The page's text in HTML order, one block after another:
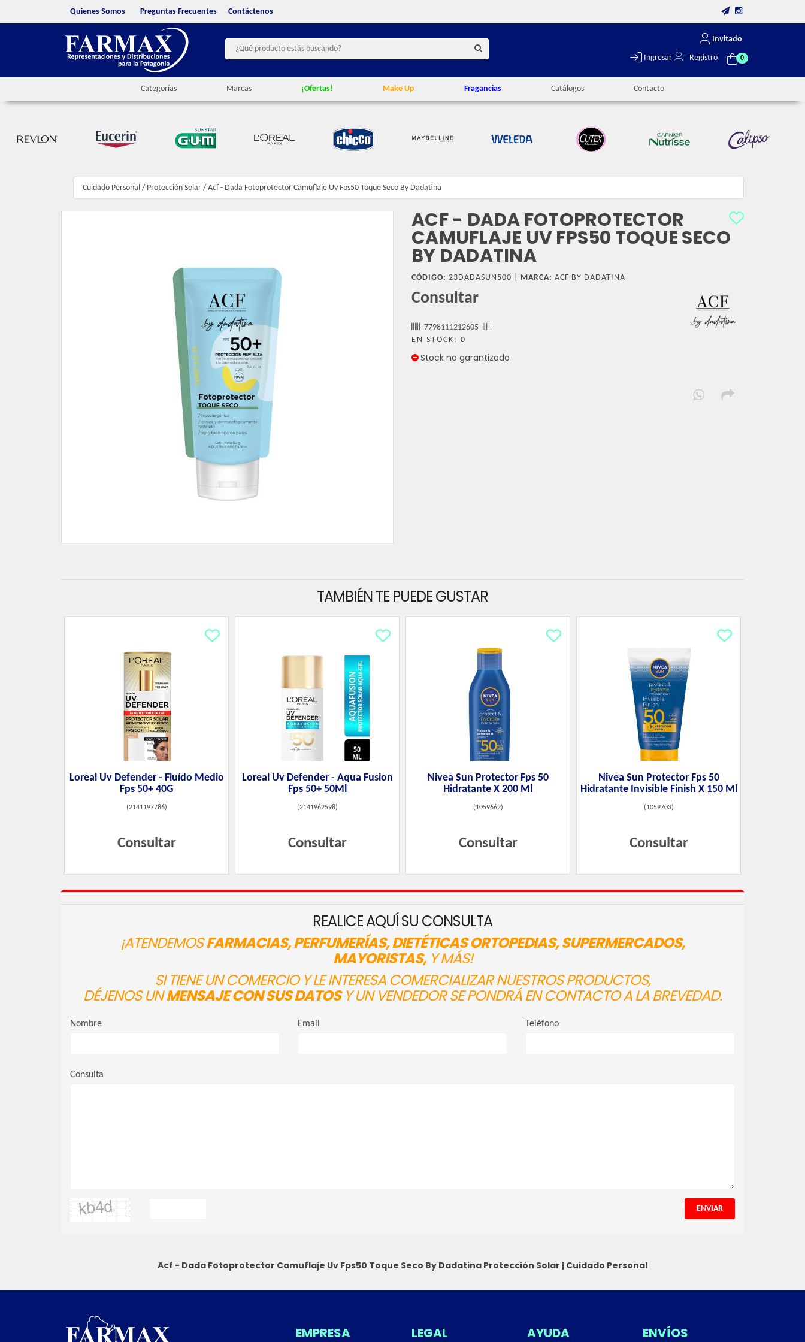
Quienes Somos Preguntas Frecuentes Contáctenos
Invitado
Ingresar Registro 0
Categorías Marcas ¡Ofertas! Make Up Fragancias Catálogos Contacto
Cuidado Personal / Protección Solar / Acf - Dada Fotoprotector Camuflaje Uv Fps50 Toque Seco By Dadatina
ACF - DADA FOTOPROTECTOR
CAMUFLAJE UV FPS50 TOQUE SECO
BY DADATINA
CÓDIGO: 23DADASUN500 | MARCA: ACF BY DADATINA
Consultar
7798111212605
EN STOCK: 0
Stock no garantizado
TAMBIÉN TE PUEDE GUSTAR
Loreal Uv Defender - Fluído Medio
Fps 50+ 40G
(2141197786)
Consultar
Loreal Uv Defender - Aqua Fusion
Fps 50+ 50Ml
(2141962598)
Consultar
Nivea Sun Protector Fps 50
Hidratante X 200 Ml
(1059662)
Consultar
Nivea Sun Protector Fps 50
Hidratante Invisible Finish X 150 Ml
(1059703)
Consultar
REALICE AQUÍ SU CONSULTA
¡ATENDEMOSFARMACIAS, PERFUMERÍAS, DIETÉTICAS ORTOPEDIAS, SUPERMERCADOS,
MAYORISTAS,Y MÁS!
SI TIENE UN COMERCIO Y LE INTERESA COMERCIALIZAR NUESTROS PRODUCTOS,
DÉJENOS UNMENSAJE CON SUS DATOSY UN VENDEDOR SE PONDRÁ EN CONTACTO A LA BREVEDAD.
Nombre Email Teléfono
Consulta
ENVIAR
Acf - Dada Fotoprotector Camuflaje Uv Fps50 Toque Seco By Dadatina Protección Solar | Cuidado Personal
EMPRESA LEGAL AYUDA ENVÍOS